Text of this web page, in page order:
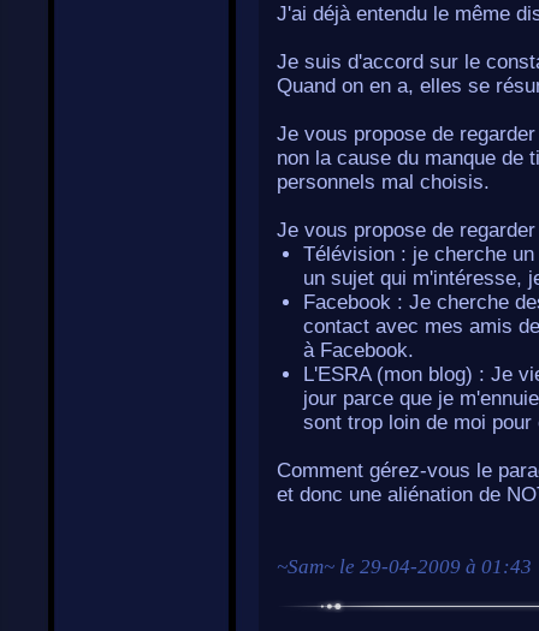
J'ai déjà entendu le même
Je suis d'accord sur le
Quand on en a, elles se
Je vous propose de
non la cause du manque
personnels mal choisis.
Je vous propose de
Télévision : je cherche
un sujet qui m'intéresse,
Facebook : Je cherche
contact avec mes amis
à Facebook.
L'ESRA (mon blog) : Je
jour parce que je
sont trop loin de moi
Comment gérez-vous le
et donc une aliénation de
~Sam~ le 29-04-2009 à 01:43